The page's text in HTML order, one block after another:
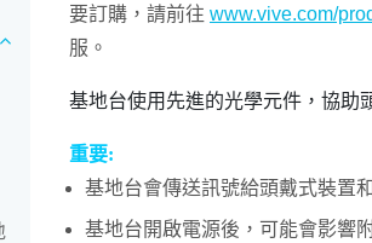
要訂購，請前往 www.vive.com/
服。
基地台使用先進的光學元件，協助
重要:
基地台會傳送訊號給頭戴式裝置
基地台開啟電源後，可能會影響